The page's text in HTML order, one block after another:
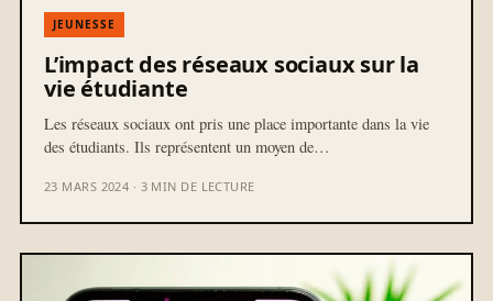
JEUNESSE
L’impact des réseaux sociaux sur la
vie étudiante
Les réseaux sociaux ont pris une place importante dans la vie
des étudiants. Ils représentent un moyen de…
23 MARS 2024 · 3 MIN DE LECTURE